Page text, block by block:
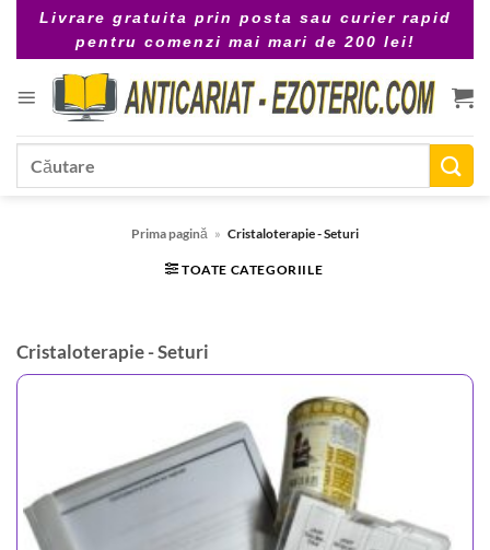
Livrare gratuita prin posta sau curier rapid
pentru comenzi mai mari de 200 lei!
Caută
Prima pagină » Cristaloterapie - Seturi
TOATE CATEGORIILE
Cristaloterapie - Seturi